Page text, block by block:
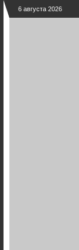
6 августа 2026